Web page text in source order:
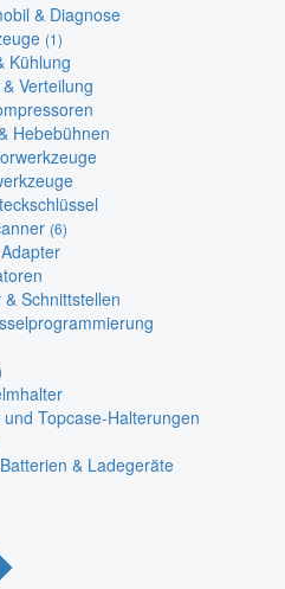
& Diagnose
(1)
Kühlung
Verteilung
Hebebühnen
(6)
Schnittstellen
Topcase-Halterungen
Batterien & Ladegeräte